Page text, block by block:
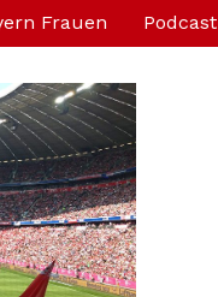
Frauen Podcast